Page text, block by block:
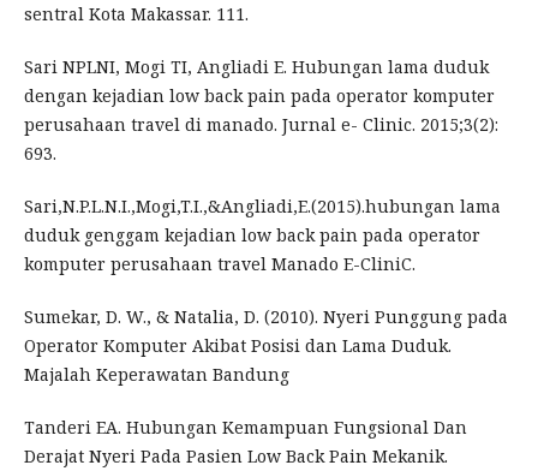
sentral Kota Makassar. 111.
Sari NPLNI, Mogi TI, Angliadi E. Hubungan lama duduk
dengan kejadian low back pain pada operator komputer
perusahaan travel di manado. Jurnal e- Clinic. 2015;3(2):
693.
Sari,N.P.L.N.I.,Mogi,T.I.,&Angliadi,E.(2015).hubungan lama
duduk genggam kejadian low back pain pada operator
komputer perusahaan travel Manado E-CliniC.
Sumekar, D. W., & Natalia, D. (2010). Nyeri Punggung pada
Operator Komputer Akibat Posisi dan Lama Duduk.
Majalah Keperawatan Bandung
Tanderi EA. Hubungan Kemampuan Fungsional Dan
Derajat Nyeri Pada Pasien Low Back Pain Mekanik.